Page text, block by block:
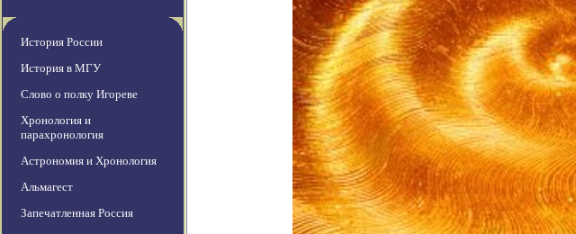
История России
История в МГУ
Слово о полку Игореве
Хронология и
парахронология
Астрономия и Хронология
Альмагест
Запечатленная Россия